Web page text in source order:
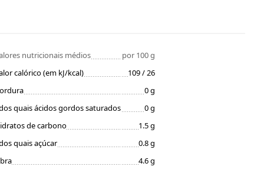
nutricionais médios
por 100 g
calórico (em kJ/kcal)
109 / 26
0 g
quais ácidos gordos saturados
0 g
de carbono
1.5 g
quais açúcar
0.8 g
4.6 g